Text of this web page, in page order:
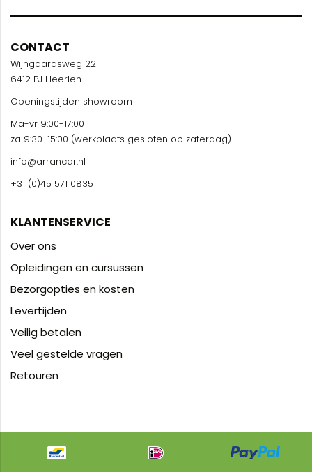
CONTACT
Wijngaardsweg 22
6412 PJ Heerlen
Openingstijden showroom
Ma-vr 9:00-17:00
za 9:30-15:00 (werkplaats gesloten op zaterdag)
info@arrancar.nl
+31 (0)45 571 0835
KLANTENSERVICE
Over ons
Opleidingen en cursussen
Bezorgopties en kosten
Levertijden
Veilig betalen
Veel gestelde vragen
Retouren